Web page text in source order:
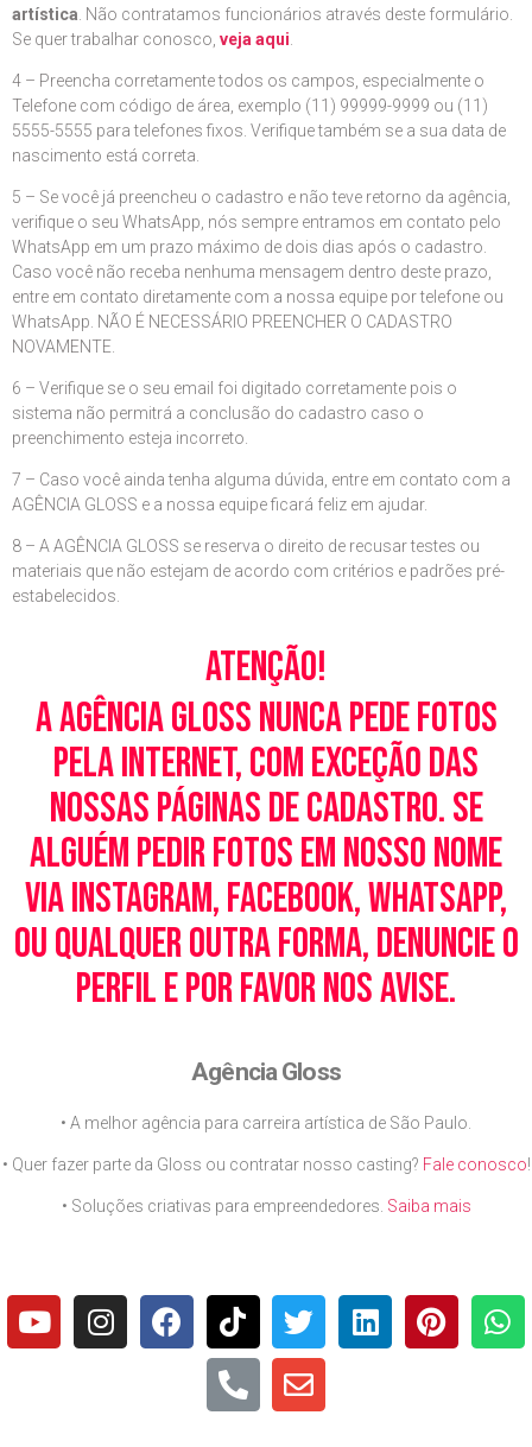
artística . Não contratamos funcionários através deste formulário.
Se quer trabalhar conosco, veja aqui
4 – Preencha corretamente todos os campos, especialmente o
Telefone com código de área, exemplo (11) 99999-9999 ou (11)
5555-5555 para telefones fixos. Verifique também se a sua data de
nascimento está correta.
5 – Se você já preencheu o cadastro e não teve retorno da agência,
verifique o seu WhatsApp, nós sempre entramos em contato pelo
WhatsApp em um prazo máximo de dois dias após o cadastro.
Caso você não receba nenhuma mensagem dentro deste prazo,
entre em contato diretamente com a nossa equipe por telefone ou
WhatsApp. NÃO É NECESSÁRIO PREENCHER O CADASTRO
NOVAMENTE.
6 – Verifique se o seu email foi digitado corretamente pois o
sistema não permitrá a conclusão do cadastro caso o
preenchimento esteja incorreto.
7 – Caso você ainda tenha alguma dúvida, entre em contato com a
AGÊNCIA GLOSS e a nossa equipe ficará feliz em ajudar.
8 – A AGÊNCIA GLOSS se reserva o direito de recusar testes ou
materiais que não estejam de acordo com critérios e padrões pré-
estabelecidos.
Atenção!
A Agência Gloss nunca pede fotos
pela Internet, com exceção das
nossas páginas de cadastro. Se
alguém pedir fotos em nosso nome
via Instagram, Facebook, WhatsApp,
ou qualquer outra forma, denuncie o
perfil e por favor nos avise.
Agência Gloss
• A melhor agência para carreira artística de São Paulo.
• Quer fazer parte da Gloss ou contratar nosso casting? Fale conosco!
• Soluções criativas para empreendedores. Saiba mais